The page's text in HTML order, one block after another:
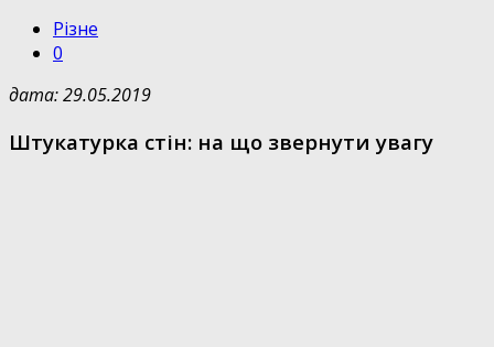
Різне
0
дата: 29.05.2019
Штукатурка стін: на що звернути увагу